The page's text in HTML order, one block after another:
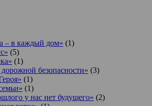
– в каждый дом» (1)
(5)
(1)
безопасности» (3)
(1)
(1)
у нас нет будущего» (2)